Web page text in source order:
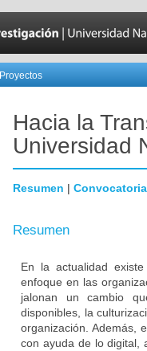
Proyectos
Hacia la
Universidad
Resumen | Convocatoria
Resumen
En la actualidad
enfoque en las
jalonan un cambio
disponibles, la
organización. Además,
con ayuda de lo digital,